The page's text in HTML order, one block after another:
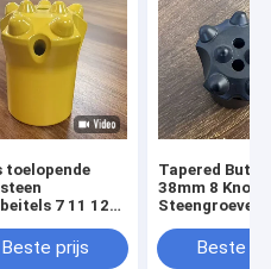
toelopende
7 11 12
voor
Beste prijs
Tapered
38mm 8
steengroeven
Beste